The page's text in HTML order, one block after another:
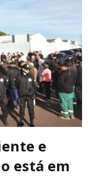
e
está em